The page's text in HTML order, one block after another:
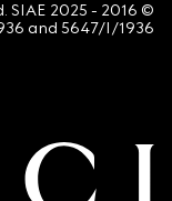
SIAE
and 5647/I/1936